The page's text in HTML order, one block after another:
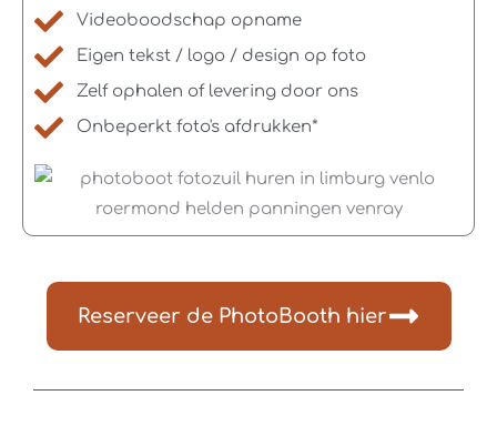
Videoboodschap opname
Eigen tekst / logo / design op foto
Zelf ophalen of levering door ons
Onbeperkt foto's afdrukken*
Reserveer de PhotoBooth hier